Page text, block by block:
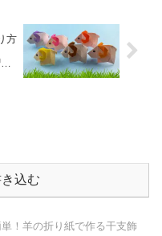
方
|
込む
！羊の折り紙で作る干支飾